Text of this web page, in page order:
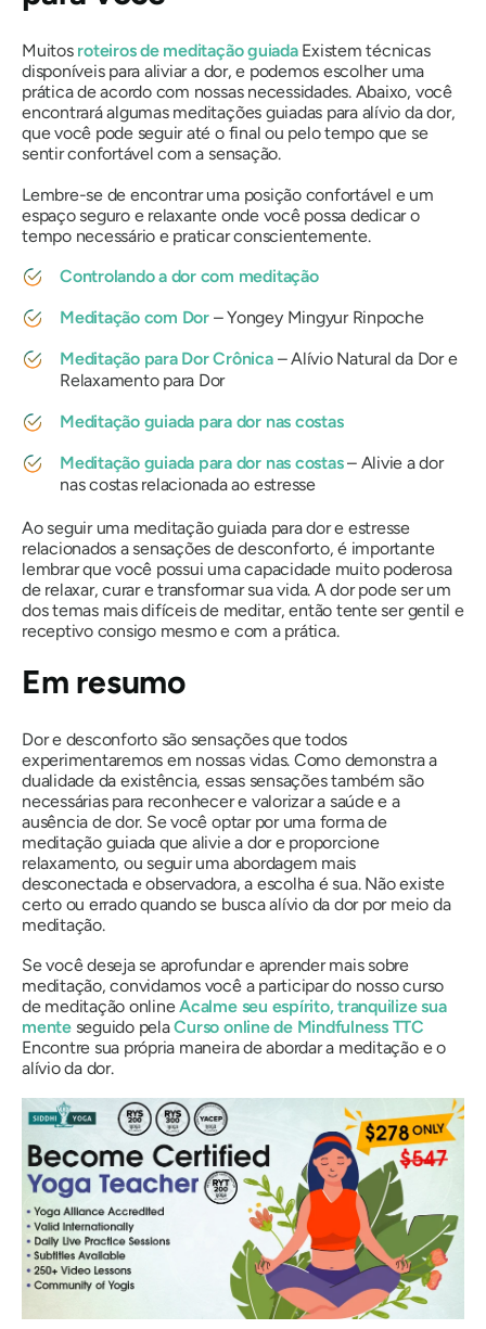
Muitos roteiros de meditação guiadaExistem técnicas
disponíveis para aliviar a dor, e podemos escolher uma
prática de acordo com nossas necessidades. Abaixo, você
encontrará algumas meditações guiadas para alívio da dor,
que você pode seguir até o final ou pelo tempo que se
sentir confortável com a sensação.
Lembre-se de encontrar uma posição confortável e um
espaço seguro e relaxante onde você possa dedicar o
tempo necessário e praticar conscientemente.
Controlando a dor com meditação
Meditação com Dor– Yongey Mingyur Rinpoche
Meditação para Dor Crônica – Alívio Natural da Dor e
Relaxamento para Dor
Meditação guiada para dor nas costas
Meditação guiada para dor nas costas– Alivie a dor
nas costas relacionada ao estresse
Ao seguir uma meditação guiada para dor e estresse
relacionados a sensações de desconforto, é importante
lembrar que você possui uma capacidade muito poderosa
de relaxar, curar e transformar sua vida. A dor pode ser um
dos temas mais difíceis de meditar, então tente ser gentil e
receptivo consigo mesmo e com a prática.
Em resumo
Dor e desconforto são sensações que todos
experimentaremos em nossas vidas. Como demonstra a
dualidade da existência, essas sensações também são
necessárias para reconhecer e valorizar a saúde e a
ausência de dor. Se você optar por uma forma de
meditação guiada que alivie a dor e proporcione
relaxamento, ou seguir uma abordagem mais
desconectada e observadora, a escolha é sua. Não existe
certo ou errado quando se busca alívio da dor por meio da
meditação.
Se você deseja se aprofundar e aprender mais sobre
meditação, convidamos você a participar do nosso curso
de meditação onlineAcalme seu espírito, tranquilize sua
mente seguido pelaCurso online de Mindfulness TTC
Encontre sua própria maneira de abordar a meditação e o
alívio da dor.